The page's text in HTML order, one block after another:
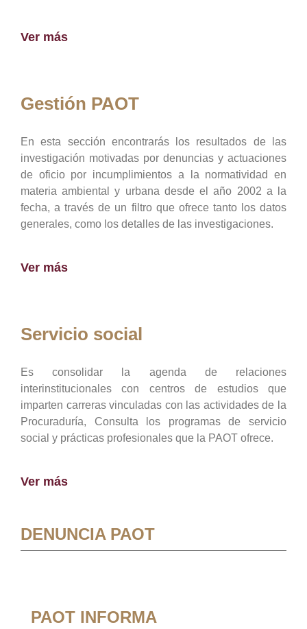
Ver más
Gestión PAOT
En esta sección encontrarás los resultados de las
investigación motivadas por denuncias y actuaciones
de oficio por incumplimientos a la normatividad en
materia ambiental y urbana desde el año 2002 a la
fecha, a través de un filtro que ofrece tanto los datos
generales, como los detalles de las investigaciones.
Ver más
Servicio social
Es consolidar la agenda de relaciones
interinstitucionales con centros de estudios que
imparten carreras vinculadas con las actividades de la
Procuraduría, Consulta los programas de servicio
social y prácticas profesionales que la PAOT ofrece.
Ver más
DENUNCIA PAOT
PAOT INFORMA